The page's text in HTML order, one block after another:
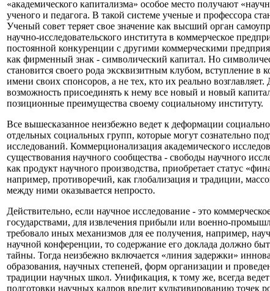
«академического капитализма» особое место получают
ученого и педагога. В такой системе ученые и профессора
Ученый совет теряет свое значение как высший орган
научно-исследовательского института в коммерческое
постоянной конкуренции с другими коммерческими
как фирменный знак - символический капитал. Но
становится своего рода эксквизитным клубом, вступление
имени своих спонсоров, а не тех, кто их реально
возможность присоединять к нему все новый и новый
позиционные преимущества своему социальному институту.
Все вышесказанное неизбежно ведет к деформации
отдельных социальных групп, которые могут сознательно
исследований. Коммерционализация академического
существования научного сообщества - свободы научного
как продукт научного производства, приобретает статус
например, противоречий, как глобализация и традиции,
между ними оказывается непросто.
Действительно, если научное исследование - это
государствами, для извлечения прибыли или военно-
требовало иных механизмов для ее получения, например,
научной конференции, то содержание его доклада должно
тайны. Тогда неизбежно включается «линия задержки»
образования, научных степеней, форм организации и
традиции научных школ. Унификация, к тому же, всегда
подготовки научных кадров вредит культивированию точек